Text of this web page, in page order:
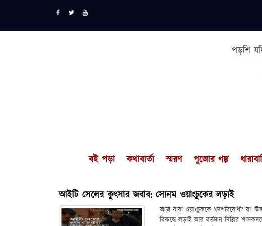
পড়শি
বই পড়া কথাবার্তা স্মরণ পুজোর গল্প
আইটি সেলের কুৎসার জবাব: সোনম ওয়াংচুকের লড়াই
আজ যারা ওয়াংচুককে 'দেশবিরোধী' বা
বিরুদ্ধে লড়াই আর বর্তমান দিল্লির